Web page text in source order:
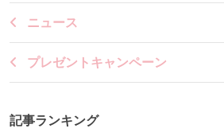
ニュース
プレゼントキャンペーン
記事ランキング